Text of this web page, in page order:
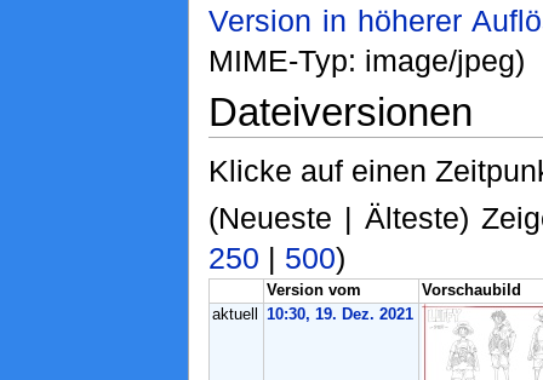
Version in höherer
MIME-Typ: image/jpeg)
Dateiversionen
Klicke auf einen
(Neueste | Älteste)
250 | 500)
Version vom
Vorschaubild
aktuell
10:30, 19. Dez. 2021